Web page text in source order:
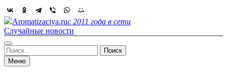
Skip
to
content
Aromatizaciya.ruс 2011 года в сети
Случайные новости
Найти:
Меню